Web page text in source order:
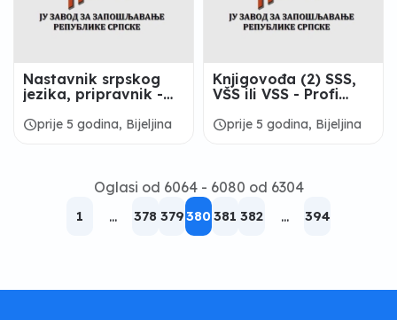
Nastavnik srpskog
jezika, pripravnik -
„Mihajlo Pupin“,
scheduleprije 5 godina, Bijeljina
Knjigovođa (2) SSS,
VŠS ili VSS - Profi
scheduleprije 5 godina, Bijeljina
Oglasi od 6064 - 6080 od 6304
1 ... 378 379380 381 382 ... 394